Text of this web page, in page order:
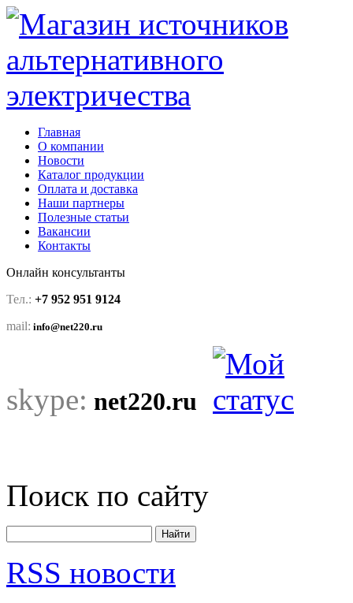
Главная
О компании
Новости
Каталог продукции
Оплата и доставка
Наши партнеры
Полезные статьи
Вакансии
Контакты
Онлайн консультанты
Тел.: +7 952 951 9124
mail: info@net220.ru
skype: net220.ru
Поиск по сайту
RSS новости